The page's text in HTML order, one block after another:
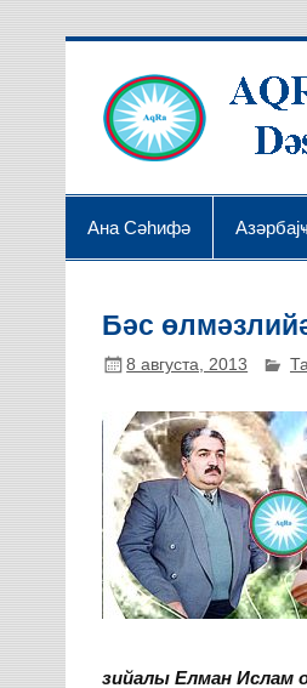
Ана Сәһифә
Бәс
8 августа, 2013
зийалы Елман Ислам